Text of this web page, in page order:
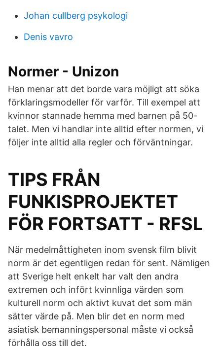
Johan cullberg psykologi
Denis vavro
Normer - Unizon
Han menar att det borde vara möjligt att söka
förklaringsmodeller för varför. Till exempel att
kvinnor stannade hemma med barnen på 50-
talet. Men vi handlar inte alltid efter normen, vi
följer inte alltid alla regler och förväntningar.
TIPS FRÅN
FUNKISPROJEKTET
FÖR FORTSATT - RFSL
När medelmåttigheten inom svensk film blivit
norm är det egentligen redan för sent. Nämligen
att Sverige helt enkelt har valt den andra
extremen och infört kvinnliga värden som
kulturell norm och aktivt kuvat det som män
sätter värde på. Men blir det en norm med
asiatisk bemanningspersonal måste vi också
förhålla oss till det.